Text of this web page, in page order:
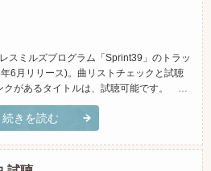
スミルズプログラム「Sprint39」のトラッ
6月リリース)。曲リストチェックと試聴
があるタイトルは、試聴可能です。 ＊
す。実際にクラスで使用している物と違
プログラム「Sprint(スプリント)」とは？
続きを読む